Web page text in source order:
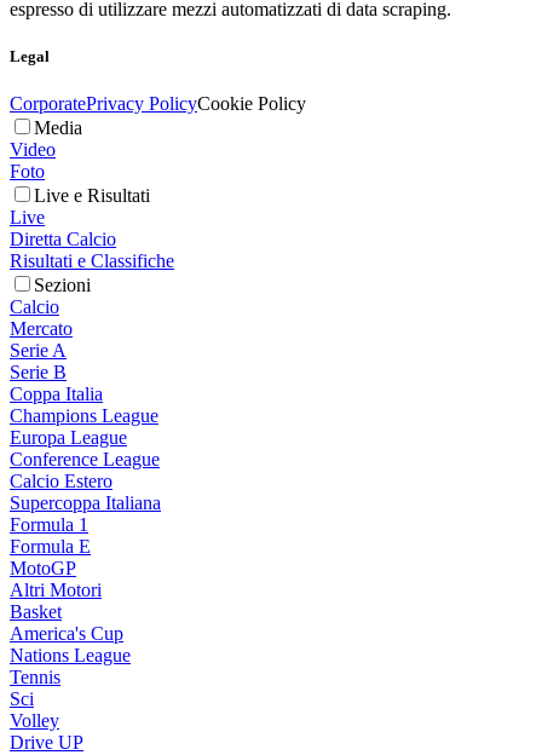
espresso di utilizzare mezzi automatizzati di data scraping.
Legal
CorporatePrivacy PolicyCookie Policy
Media
Video
Foto
Live e Risultati
Live
Diretta Calcio
Risultati e Classifiche
Sezioni
Calcio
Mercato
Serie A
Serie B
Coppa Italia
Champions League
Europa League
Conference League
Calcio Estero
Supercoppa Italiana
Formula 1
Formula E
MotoGP
Altri Motori
Basket
America's Cup
Nations League
Tennis
Sci
Volley
Drive UP